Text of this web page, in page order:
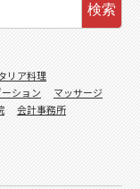
検索
リア料理
ション
マッサージ
会計事務所